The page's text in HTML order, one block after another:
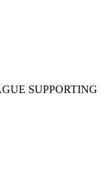
SUPPORTING